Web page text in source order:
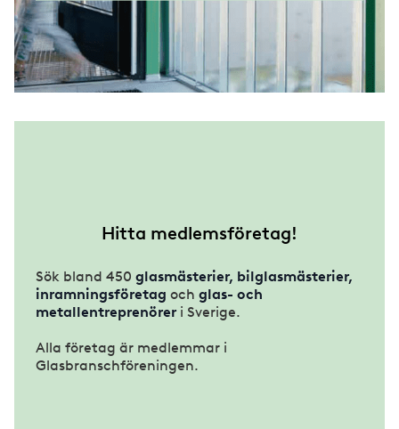
Hitta medlemsföretag!
Sök bland 450 glasmästerier, bilglasmästerier,
inramningsföretag och glas- och
metallentreprenörer i Sverige.
Alla företag är medlemmar i
Glasbranschföreningen.